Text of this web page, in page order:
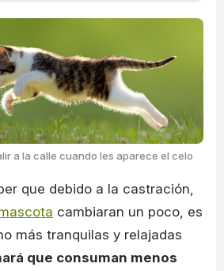
a la calle cuando les aparece el celo
que debido a la castración,
cambiaran un poco, es
más tranquilas y relajadas
que consuman menos